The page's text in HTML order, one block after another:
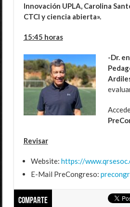
Innovación UPLA, Carolina
CTCI y ciencia abierta».
15:45 horas
-Dr.
Revisar
Website: https://
E-Mail PreCongreso:
Comparte